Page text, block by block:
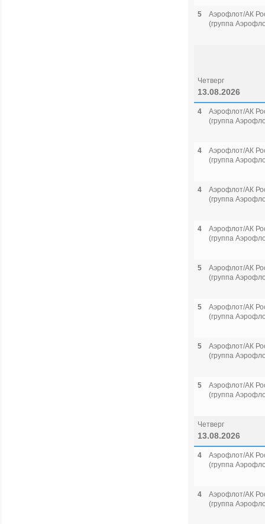
5
Аэрофлот/АК
(группа
Четверг
13.08.2026
4
Аэрофлот/АК
(группа
4
Аэрофлот/АК
(группа
4
Аэрофлот/АК
(группа
4
Аэрофлот/АК
(группа
5
Аэрофлот/АК
(группа
5
Аэрофлот/АК
(группа
5
Аэрофлот/АК
(группа
5
Аэрофлот/АК
(группа
Четверг
13.08.2026
4
Аэрофлот/АК
(группа
4
Аэрофлот/АК
(группа